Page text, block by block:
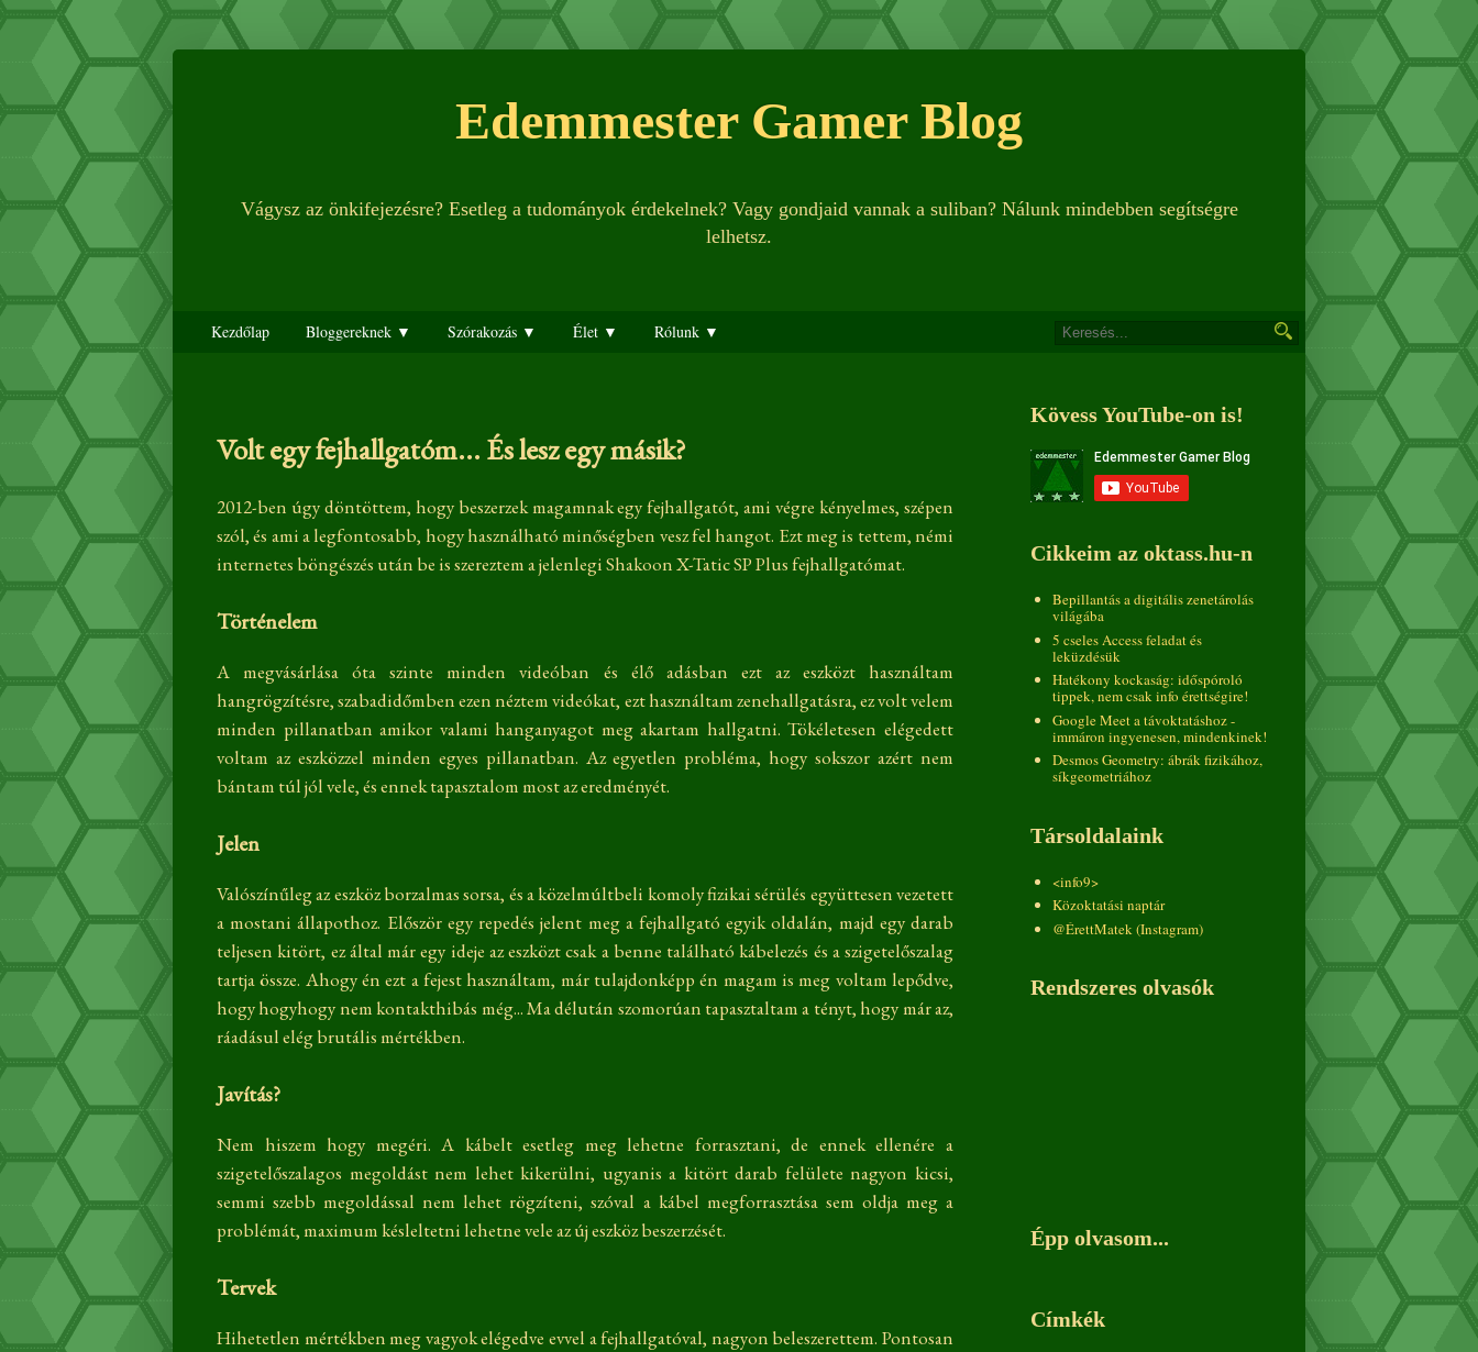
Edemmester Gamer Blog
Vágysz az önkifejezésre? Esetleg a tudományok érdekelnek? Vagy gondjaid vannak a suliban? Nálunk mindebben segítségre
lelhetsz.
Kezdőlap Bloggereknek ▼ Szórakozás ▼ Élet ▼ Rólunk ▼
Volt egy fejhallgatóm... És lesz egy másik?
2012-ben úgy döntöttem, hogy beszerzek magamnak egy fejhallgatót, ami végre kényelmes, szépen
szól, és ami a legfontosabb, hogy használható minőségben vesz fel hangot. Ezt meg is tettem, némi
internetes böngészés után be is szereztem a jelenlegi Shakoon X-Tatic SP Plus fejhallgatómat.
Történelem
A megvásárlása óta szinte minden videóban és élő adásban ezt az eszközt használtam
hangrögzítésre, szabadidőmben ezen néztem videókat, ezt használtam zenehallgatásra, ez volt velem
minden pillanatban amikor valami hanganyagot meg akartam hallgatni. Tökéletesen elégedett
voltam az eszközzel minden egyes pillanatban. Az egyetlen probléma, hogy sokszor azért nem
bántam túl jól vele, és ennek tapasztalom most az eredményét.
Jelen
Valószínűleg az eszköz borzalmas sorsa, és a közelmúltbeli komoly fizikai sérülés együttesen vezetett
a mostani állapothoz. Először egy repedés jelent meg a fejhallgató egyik oldalán, majd egy darab
teljesen kitört, ez által már egy ideje az eszközt csak a benne található kábelezés és a szigetelőszalag
tartja össze. Ahogy én ezt a fejest használtam, már tulajdonképp én magam is meg voltam lepődve,
hogy hogyhogy nem kontakthibás még... Ma délután szomorúan tapasztaltam a tényt, hogy már az,
ráadásul elég brutális mértékben.
Javítás?
Nem hiszem hogy megéri. A kábelt esetleg meg lehetne forrasztani, de ennek ellenére a
szigetelőszalagos megoldást nem lehet kikerülni, ugyanis a kitört darab felülete nagyon kicsi,
semmi szebb megoldással nem lehet rögzíteni, szóval a kábel megforrasztása sem oldja meg a
problémát, maximum késleltetni lehetne vele az új eszköz beszerzését.
Tervek
Hihetetlen mértékben meg vagyok elégedve evvel a fejhallgatóval, nagyon beleszerettem. Pontosan
Kövess YouTube-on is!
Cikkeim az oktass.hu-n
Bepillantás a digitális zenetárolás
világába
5 cseles Access feladat és
leküzdésük
Hatékony kockaság: időspóroló
tippek, nem csak info érettségire!
Google Meet a távoktatáshoz -
immáron ingyenesen, mindenkinek!
Desmos Geometry: ábrák fizikához,
síkgeometriához
Társoldalaink
<info9>
Közoktatási naptár
@ÉrettMatek (Instagram)
Rendszeres olvasók
Épp olvasom...
Címkék